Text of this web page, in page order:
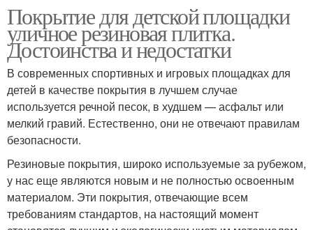
Покрытие для детской площадки
уличное резиновая плитка.
Достоинства и недостатки
В современных спортивных и игровых площадках для
детей в качестве покрытия в лучшем случае
используется речной песок, в худшем — асфальт или
мелкий гравий. Естественно, они не отвечают правилам
безопасности.
Резиновые покрытия, широко используемые за рубежом,
у нас еще являются новым и не полностью освоенным
материалом. Эти покрытия, отвечающие всем
требованиям стандартов, на настоящий момент